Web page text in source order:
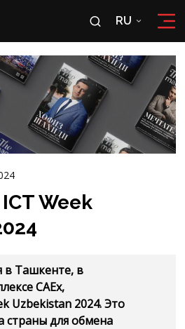
RU
RU
OʻZ
Week
в Ташкенте, в
CAEx,
Uzbekistan 2024. Это
страны для обмена